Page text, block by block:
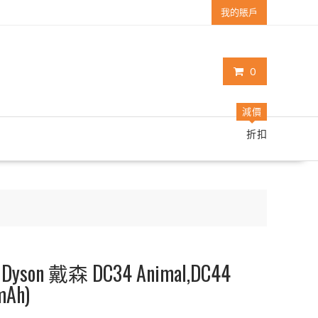
我的賬戶
0
減價
折扣
戴森 DC34 Animal,DC44